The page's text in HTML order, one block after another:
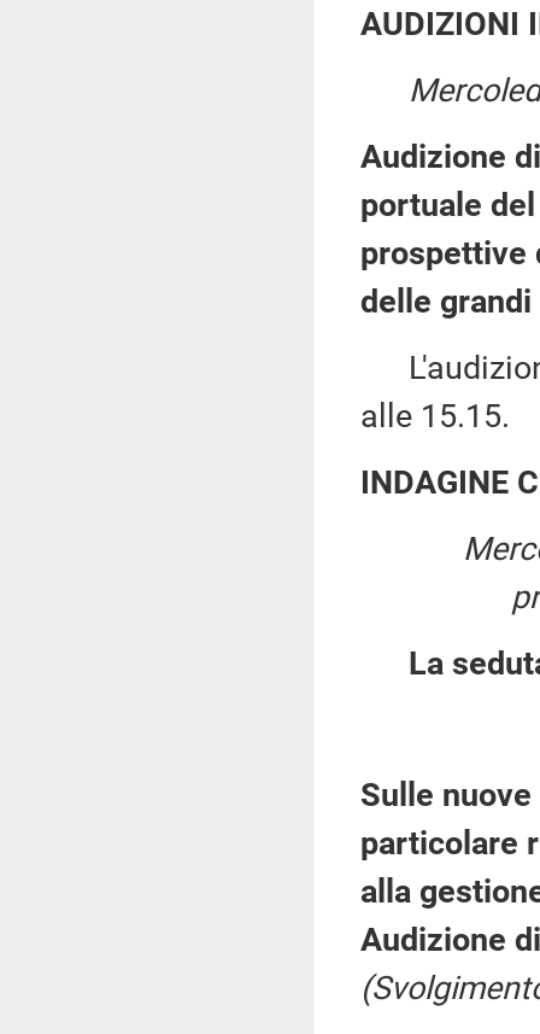
AUDIZIONI
Audizione
portuale
prospettive
delle
alle 15.15.
INDAGINE
La
Sulle
particolare
alla
Audizione